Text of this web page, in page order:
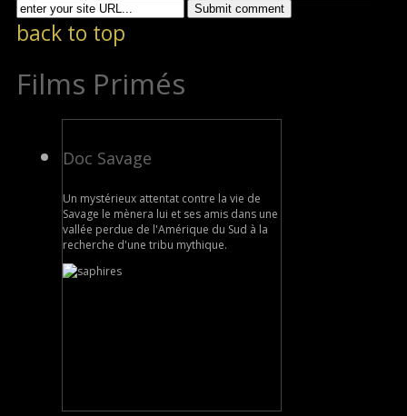
back to top
Films Primés
Doc Savage
Un mystérieux attentat contre la vie de
Savage le mènera lui et ses amis dans une
vallée perdue de l'Amérique du Sud à la
recherche d'une tribu mythique.